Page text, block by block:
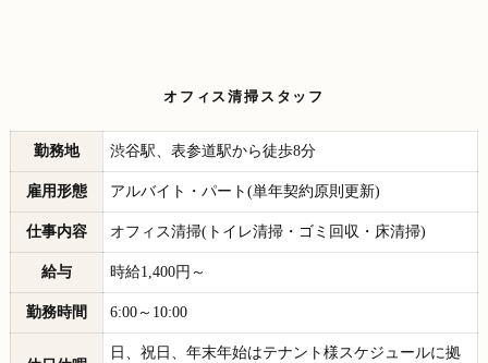
オフィス清掃スタッフ
勤務地 渋谷駅、表参道駅から徒歩8分
雇用形態 アルバイト・パート(単年契約原則更新)
仕事内容 オフィス清掃(トイレ清掃・ゴミ回収・床清掃)
給与 時給1,400円～
勤務時間 6:00～10:00
日、祝日、年末年始はテナント様スケジュールに拠